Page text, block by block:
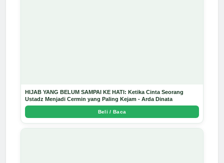
HIJAB YANG BELUM SAMPAI KE HATI: Ketika Cinta Seorang
Ustadz Menjadi Cermin yang Paling Kejam - Arda Dinata
Beli / Baca